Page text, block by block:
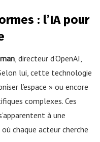
: l’IA pour
, directeur d’OpenAI,
lui, cette technologie
l’espace » ou encore
complexes. Ces
à une
chaque acteur cherche